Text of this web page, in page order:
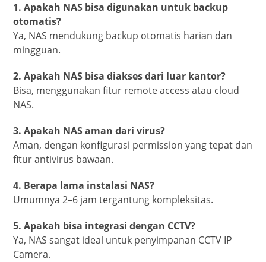
1. Apakah NAS bisa digunakan untuk backup
otomatis?
Ya, NAS mendukung backup otomatis harian dan
mingguan.
2. Apakah NAS bisa diakses dari luar kantor?
Bisa, menggunakan fitur remote access atau cloud
NAS.
3. Apakah NAS aman dari virus?
Aman, dengan konfigurasi permission yang tepat dan
fitur antivirus bawaan.
4. Berapa lama instalasi NAS?
Umumnya 2–6 jam tergantung kompleksitas.
5. Apakah bisa integrasi dengan CCTV?
Ya, NAS sangat ideal untuk penyimpanan CCTV IP
Camera.